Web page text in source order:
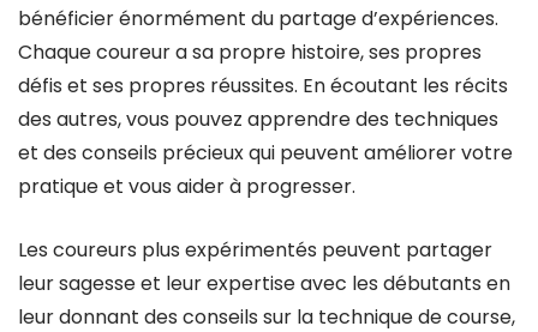
bénéficier énormément du partage d’expériences.
Chaque coureur a sa propre histoire, ses propres
défis et ses propres réussites. En écoutant les récits
des autres, vous pouvez apprendre des techniques
et des conseils précieux qui peuvent améliorer votre
pratique et vous aider à progresser.
Les coureurs plus expérimentés peuvent partager
leur sagesse et leur expertise avec les débutants en
leur donnant des conseils sur la technique de course,